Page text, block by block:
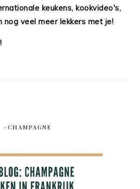
keukens, kookvideo's,
veel meer lekkers met je!
#CHAMPAGNE